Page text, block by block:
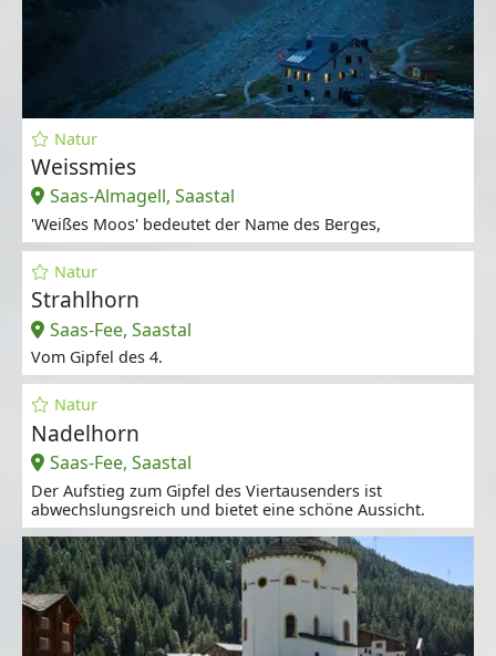
Natur
Weissmies
Saas-Almagell, Saastal
'Weißes Moos' bedeutet der Name des Berges,
Natur
Strahlhorn
Saas-Fee, Saastal
Vom Gipfel des 4.
Natur
Nadelhorn
Saas-Fee, Saastal
Der Aufstieg zum Gipfel des Viertausenders ist
abwechslungsreich und bietet eine schöne Aussicht.